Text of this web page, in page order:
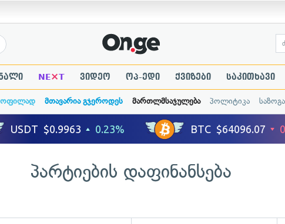
NE×T ვიდეო ოპ-ედი ქვიზები საკითხავი
მთავარია გჯეროდეს მართლმსაჯულება პოლიტიკა
პარტიების დაფინანსება